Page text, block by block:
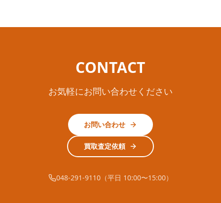
CONTACT
お気軽にお問い合わせください
お問い合わせ
買取査定依頼
048-291-9110（平日 10:00〜15:00）